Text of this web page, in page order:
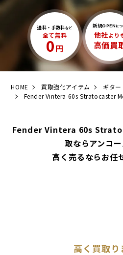
送料・手数料など
全て無料
0円
新規OPEN に
他社より
高価買
HOME 買取強化アイテム ギター
Fender Vintera 60s Stratocaster
Fender Vintera 60s
取ならアンコー
高く売るならお任
高く買取り